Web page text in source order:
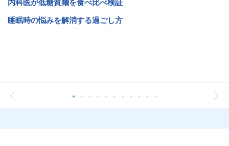
睡眠時の悩みを解消する過ごし方